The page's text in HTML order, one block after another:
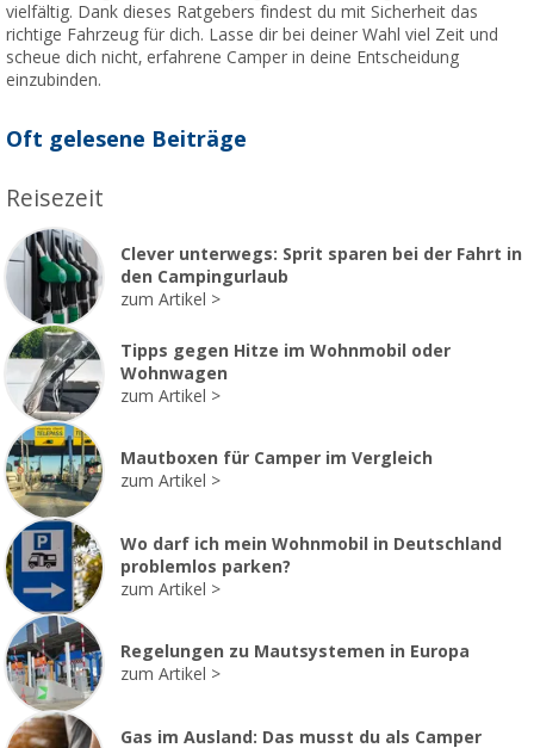
vielfältig. Dank dieses Ratgebers findest du mit Sicherheit das
richtige Fahrzeug für dich. Lasse dir bei deiner Wahl viel Zeit und
scheue dich nicht, erfahrene Camper in deine Entscheidung
einzubinden.
Oft gelesene Beiträge
Reisezeit
Clever unterwegs: Sprit sparen bei der Fahrt in
den Campingurlaub
zum Artikel
Tipps gegen Hitze im Wohnmobil oder
Wohnwagen
zum Artikel
Mautboxen für Camper im Vergleich
zum Artikel
Wo darf ich mein Wohnmobil in Deutschland
problemlos parken?
zum Artikel
Regelungen zu Mautsystemen in Europa
zum Artikel
Gas im Ausland: Das musst du als Camper